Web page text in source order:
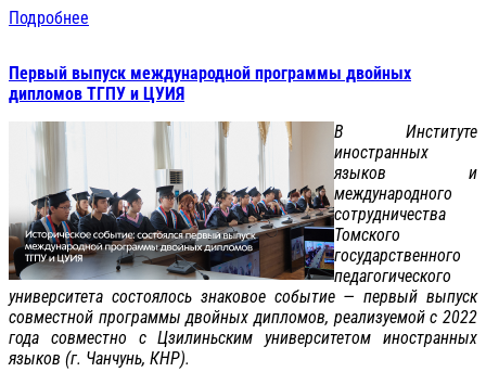
Подробнее
Первый выпуск международной программы двойных
дипломов ТГПУ и ЦУИЯ
В Институте
иностранных
языков и
международного
сотрудничества
Томского
государственного
педагогического
университета состоялось знаковое событие — первый выпуск
совместной программы двойных дипломов, реализуемой с 2022
года совместно с Цзилиньским университетом иностранных
языков (г. Чанчунь, КНР).